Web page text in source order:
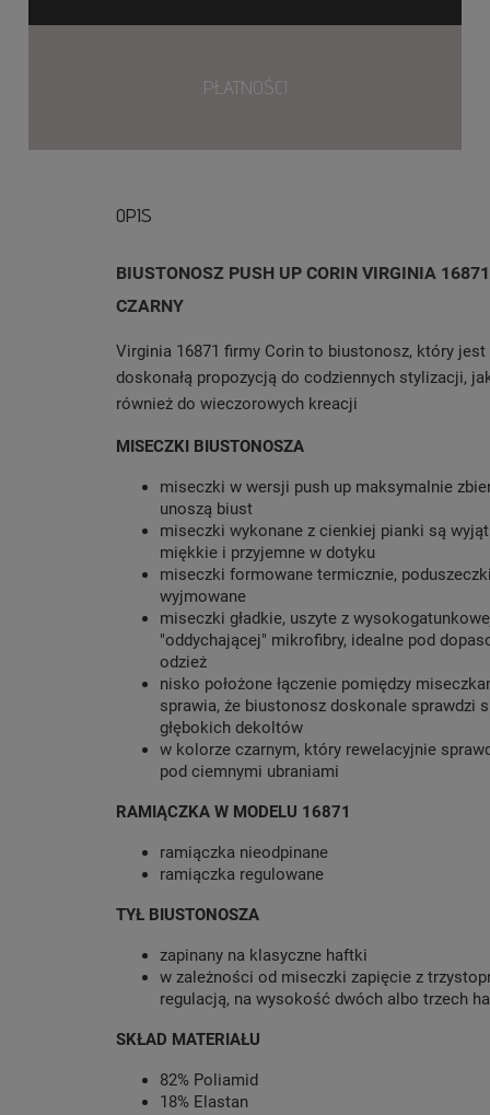
PŁATNOŚCI
OPIS
BIUSTONOSZ PUSH UP CORIN VIRGINIA 16871
CZARNY
Virginia 16871 firmy Corin to biustonosz, który jest
doskonałą propozycją do codziennych stylizacji,
również do wieczorowych kreacji
MISECZKI BIUSTONOSZA
miseczki w wersji push up maksymalnie
unoszą biust
miseczki wykonane z cienkiej pianki są
miękkie i przyjemne w dotyku
miseczki formowane termicznie,
wyjmowane
miseczki gładkie, uszyte z
"oddychającej" mikrofibry, idealne pod
odzież
nisko położone łączenie pomiędzy
sprawia, że biustonosz doskonale sprawdzi
głębokich dekoltów
w kolorze czarnym, który rewelacyjnie
pod ciemnymi ubraniami
RAMIĄCZKA W MODELU 16871
ramiączka nieodpinane
ramiączka regulowane
TYŁ BIUSTONOSZA
zapinany na klasyczne haftki
w zależności od miseczki zapięcie z
regulacją, na wysokość dwóch albo trzech
SKŁAD MATERIAŁU
82% Poliamid
18% Elastan